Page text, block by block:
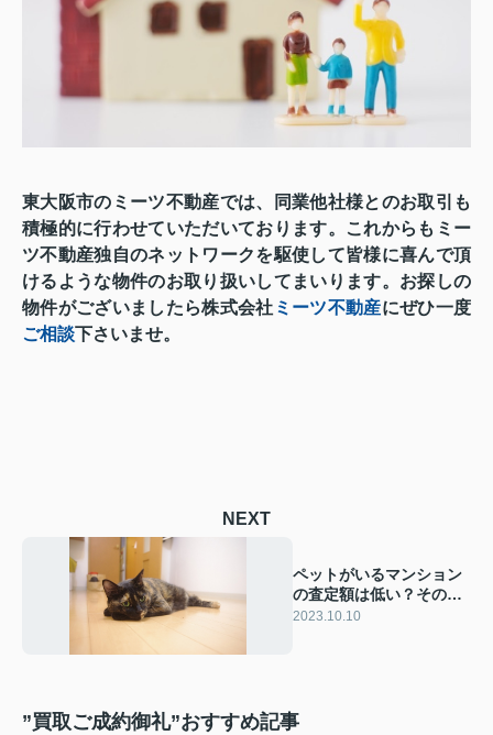
東大阪市のミーツ不動産では、同業他社様とのお取引も
積極的に行わせていただいております。
これからも ミー
ツ不動産独自のネットワークを駆使して皆様に喜んで頂
けるような物件のお取り扱いしてまいります。お探しの
物件がございましたら株式会社 ミーツ不動産にぜひ一度
ご相談下さいませ。
NEXT
ペットがいるマンション
の査定額は低い？その理
由や注意点を解説
2023.10.10
”買取ご成約御礼”おすすめ記事